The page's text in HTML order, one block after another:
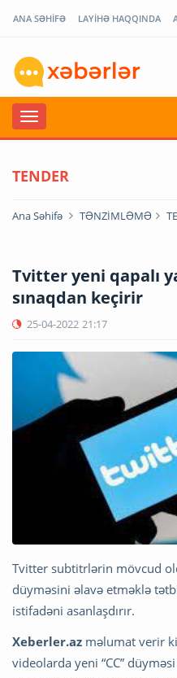
ANA SƏHİFƏ LAYİHƏ HAQQINDA
TENDER
Ana Səhifə TƏNZİMLƏMƏ
Tvitter yeni qapalı
sınaqdan keçirir
25-04-2022 21:17
Tvitter subtitrlərin mövcud
düyməsini əlavə etməklə
istifadəni asanlaşdırır.
Xeberler.az məlumat verir
videolarda yeni “CC”